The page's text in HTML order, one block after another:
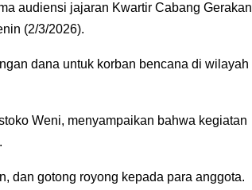
audiensi jajaran Kwartir Cabang Gerakan
(2/3/2026).
dana untuk korban bencana di wilayah
Weni, menyampaikan bahwa kegiatan
dan gotong royong kepada para anggota.